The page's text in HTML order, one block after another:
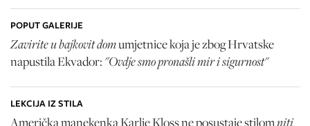
POPUT GALERIJE
Zavirite u bajkovit domumjetnice koja je zbog Hrvatske
napustila Ekvador: "Ovdje smo pronašli mir i sigurnost"
LEKCIJA IZ STILA
Američka manekenka Karlie Kloss ne posustaje stilomniti